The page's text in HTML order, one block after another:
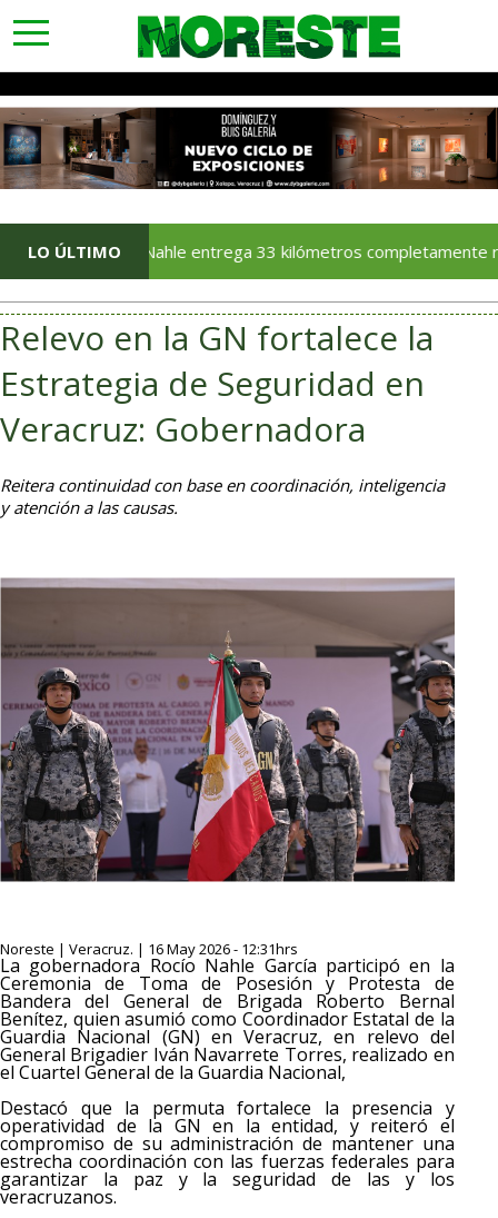
toggle
navigation
LO ÚLTIMO
Rocío Nahle entrega 33 kilómetros completamente
Relevo en la GN fortalece la
Estrategia de Seguridad en
Veracruz: Gobernadora
Reitera continuidad con base en coordinación, inteligencia
y atención a las causas.
Noreste | Veracruz. | 16 May 2026 - 12:31hrs
La gobernadora Rocío Nahle García participó en la
Ceremonia de Toma de Posesión y Protesta de
Bandera del General de Brigada Roberto Bernal
Benítez, quien asumió como Coordinador Estatal de la
Guardia Nacional (GN) en Veracruz, en relevo del
General Brigadier Iván Navarrete Torres, realizado en
el Cuartel General de la Guardia Nacional,
Destacó que la permuta fortalece la presencia y
operatividad de la GN en la entidad, y reiteró el
compromiso de su administración de mantener una
estrecha coordinación con las fuerzas federales para
garantizar la paz y la seguridad de las y los
veracruzanos.